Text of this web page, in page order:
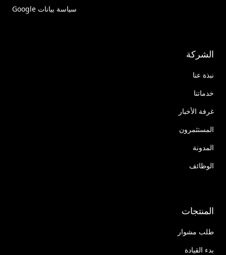
سياسة بيانات Google
الشركة
نبذة عنا
خدماتنا
غرفة الأخبار
المستثمرون
المدونة
الوظائف
المنتجات
طلب مشوار
بدء القيادة